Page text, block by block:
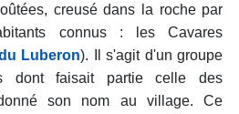
creusé dans la roche par
connus : les Cavares
Luberon). Il s'agit d'un groupe
dont faisait partie celle des
son nom au village. Ce